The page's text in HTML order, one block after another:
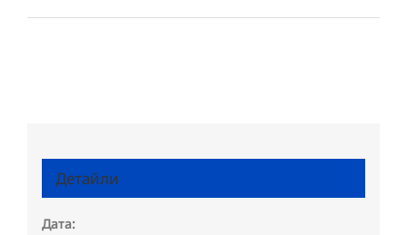
Детайли
Дата: